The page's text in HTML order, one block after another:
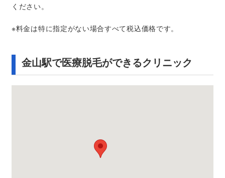
ください。
※料金は特に指定がない場合すべて税込価格です。
金山駅で医療脱毛ができるクリニック